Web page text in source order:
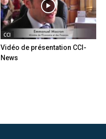
CCI
Vidéo de présentation CCI-
News